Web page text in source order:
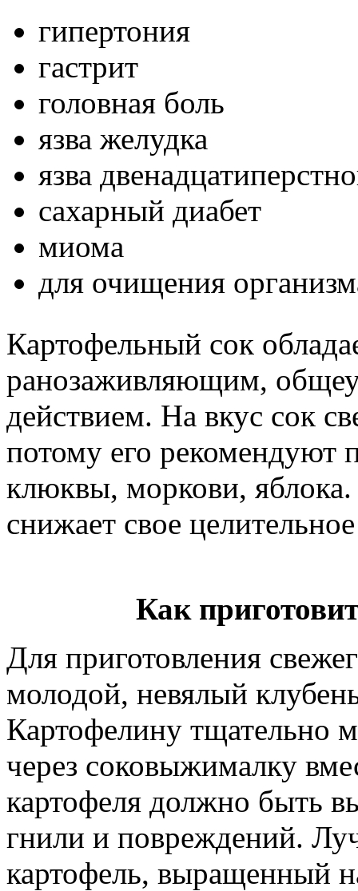
гипертония
гастрит
головная боль
язва желудка
язва
сахарный диабет
миома
для очищения
Картофельный сок
ранозаживляющим,
действием. На вкус сок
потому его рекомендуют
клюквы, моркови,
снижает свое
Как
Для приготовления
молодой, невялый
Картофелину тщательно
через соковыжималку
картофеля должно быть
гнили и повреждений.
картофель, выращенный